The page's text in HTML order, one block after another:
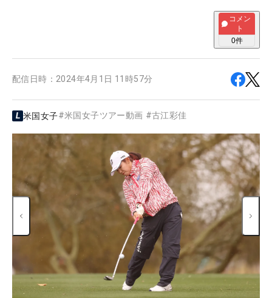
コメン
ト
0件
配信日時： 2024年4月1日 11時57分
米国女子#米国女子ツアー動画 #古江彩佳